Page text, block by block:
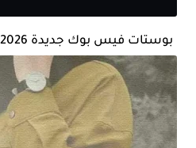
بوستات فيس بوك جديدة 2026 اجمل البوستات مصورة